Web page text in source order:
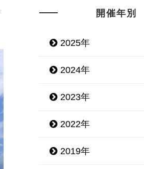
開催年別
2025年
2024年
2023年
2022年
2019年